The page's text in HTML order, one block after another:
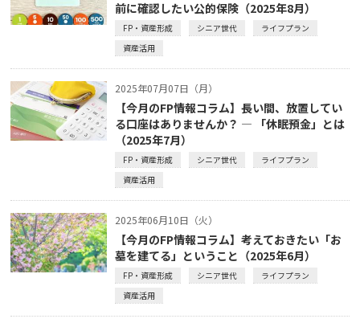
前に確認したい公的保険（2025年8月）
FP・資産形成 シニア世代
ライフプラン
資産活用
2025年07月07日（月）
【今月のFP情報コラム】長い間、放置してい
る口座はありませんか？ ― 「休眠預金」とは
（2025年7月）
FP・資産形成 シニア世代
ライフプラン
資産活用
2025年06月10日（火）
【今月のFP情報コラム】考えておきたい「お
墓を建てる」ということ（2025年6月）
FP・資産形成 シニア世代
ライフプラン
資産活用